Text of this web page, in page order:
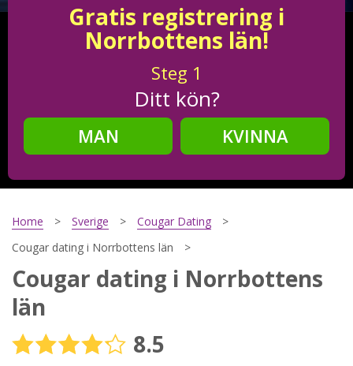
Gratis registrering i
Norrbottens län!
Steg 1
Ditt kön?
MAN
KVINNA
Steg2
Steg3
Home Sverige
Cougar Dating
Cougar dating i Norrbottens län
Cougar dating i Norrbottens
län
8.5